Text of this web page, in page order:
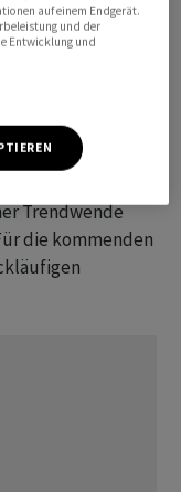
hinterliessen
Spuren», so
um 0,7 Prozent
Blick auf die
Trendwende
die kommenden
auf einem Endgerät.
und der
Entwicklung und